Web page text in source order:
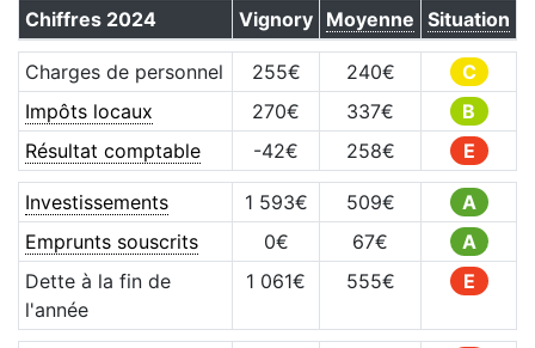
Chiffres 2024 Vignory Moyenne Situation
Charges de personnel 255€ 240€
C
Impôts locaux
270€ 337€
B
Résultat comptable
-42€ 258€ E
Investissements 1 593€ 509€
A
Emprunts souscrits
0€ 67€
A
Dette à la fin de
l'année
1 061€ 555€ E